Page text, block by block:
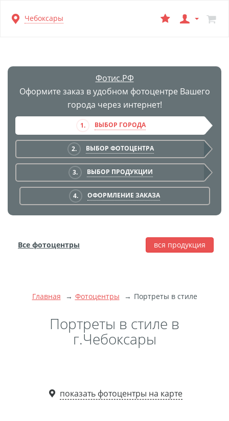
Перейти
к
Чебоксары
Фотис.РФ
Оформите заказ в удобном фотоцентре Вашего
города через интернет!
1. ВЫБОР ГОРОДА
2. ВЫБОР ФОТОЦЕНТРА
3. ВЫБОР ПРОДУКЦИИ
4. ОФОРМЛЕНИЕ ЗАКАЗА
Все фотоцентры
Фото на холсте с
Мультипанно
вся продукция
Главная Фотоцентры Портреты в стиле
Портреты в стиле в
г.Чебоксары
показать фотоцентры на карте